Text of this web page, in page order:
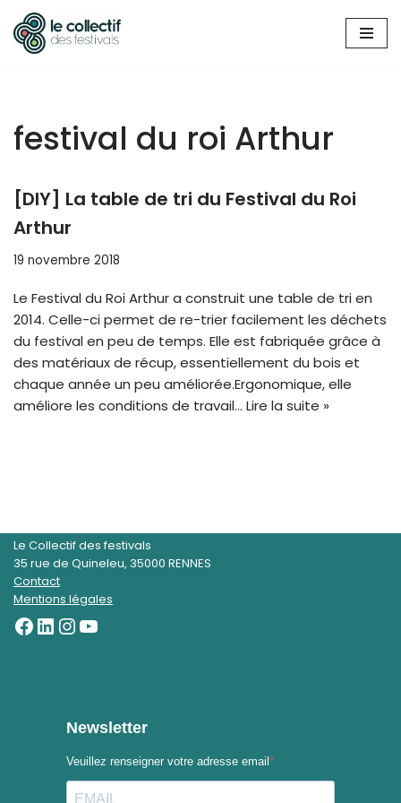
Aller
festival du roi Arthur
[DIY] La table de tri du Festival du Roi
Arthur
19 novembre 2018
Le Festival du Roi Arthur a construit une table de tri en
2014. Celle-ci permet de re-trier facilement les déchets
du festival en peu de temps. Elle est fabriquée grâce à
des matériaux de récup, essentiellement du bois et
chaque année un peu améliorée.Ergonomique, elle
améliore les conditions de travail… Lire la suite »
Le Collectif des festivals
35 rue de Quineleu, 35000 RENNES
Contact
Mentions légales